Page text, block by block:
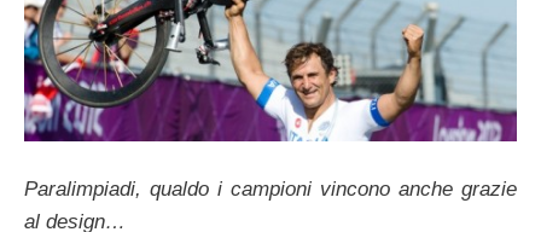
Paralimpiadi, qualdo i campioni vincono anche grazie
al design…